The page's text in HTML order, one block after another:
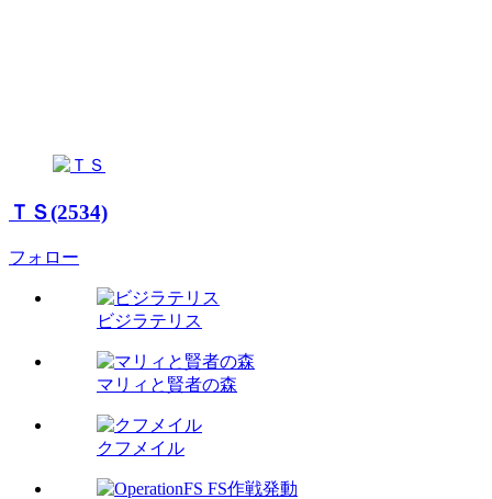
ＴＳ(2534)
フォロー
ビジラテリス
マリィと賢者の森
クフメイル